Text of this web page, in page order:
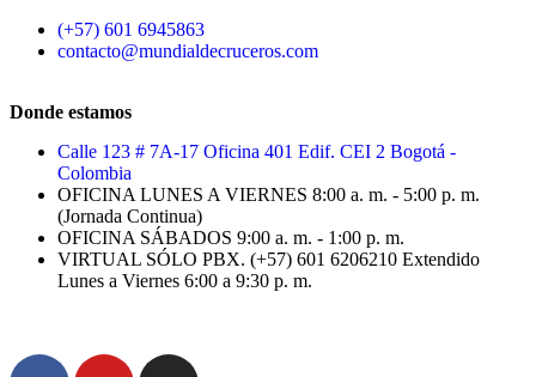
(+57) 601 6945863
contacto@mundialdecruceros.com
Donde estamos
Calle 123 # 7A-17 Oficina 401 Edif. CEI 2 Bogotá -
Colombia
OFICINA LUNES A VIERNES 8:00 a. m. - 5:00 p. m.
(Jornada Continua)
OFICINA SÁBADOS 9:00 a. m. - 1:00 p. m.
VIRTUAL SÓLO PBX. (+57) 601 6206210 Extendido
Lunes a Viernes 6:00 a 9:30 p. m.